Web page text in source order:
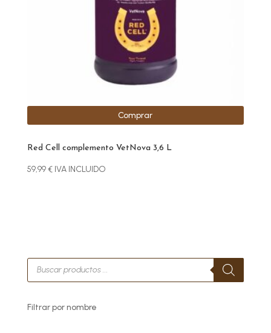
Red Cell complemento VetNova 3,6 L
59,99€ IVA INCLUIDO
Comprar
Búsqueda
productos
Filtrar por nombre